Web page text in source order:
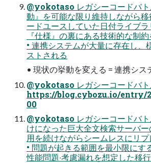
@yokotaso レガシーコードバト
動』を可能な限り維持しながら
ードユースしていた⽇付ライブラ
『仕様』の裏にある技術的な制
• 連携システムが⼤量に存在し、
ストされる
• 現状の挙動を変える = 連携シス
@yokotaso レガシーコードバ
https://blog.cybozu.io/entry/
00
@yokotaso レガシーコードバ
けになった巨⼤全⽂検索サーバー
⽤を続けながらシームレスにリ
• 問題が起きる範囲を最⼩限にす
性能問題‧考慮漏れを想定した移